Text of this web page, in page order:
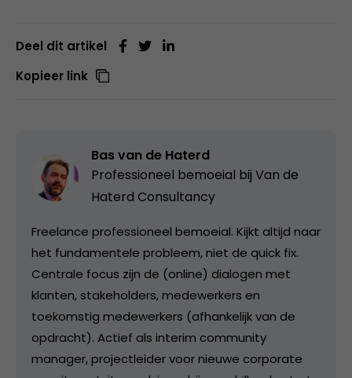
Deel dit artikel
Kopieer link
Bas van de Haterd
Professioneel bemoeial bij Van de
Haterd Consultancy
Freelance professioneel bemoeial. Kijkt altijd naar
het fundamentele probleem, niet de quick fix.
Centrale focus zijn de (online) dialogen met
klanten, stakeholders, medewerkers en
toekomstig medewerkers (afhankelijk van de
opdracht). Actief als interim community
manager, projectleider voor nieuwe corporate